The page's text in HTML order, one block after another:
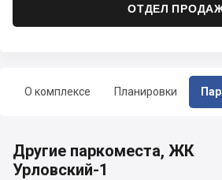
О комплексе Планировки
ОТДЕЛ
Другие паркоместа, ЖК
Урловский-1